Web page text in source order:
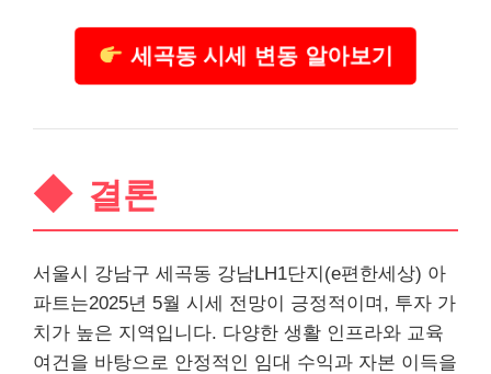
세곡동 시세 변동 알아보기
결론
서울시 강남구 세곡동 강남LH1단지(e편한세상) 아
파트는2025년 5월 시세 전망이 긍정적이며, 투자 가
치가 높은 지역입니다. 다양한 생활 인프라와 교육
여건을 바탕으로 안정적인 임대 수익과 자본 이득을